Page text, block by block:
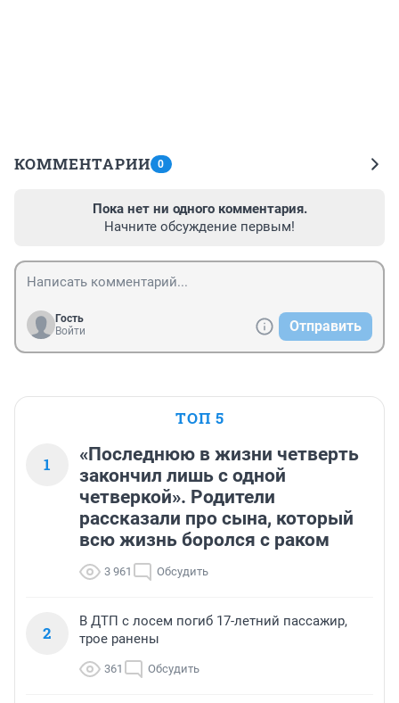
КОММЕНТАРИИ 0
Пока нет ни одного комментария.
Начните обсуждение первым!
Гость
Войти
Отправить
ТОП 5
1
«Последнюю в жизни четверть
закончил лишь с одной
четверкой». Родители
рассказали про сына, который
всю жизнь боролся с раком
3 961 Обсудить
2
В ДТП с лосем погиб 17-летний пассажир,
трое ранены
361 Обсудить